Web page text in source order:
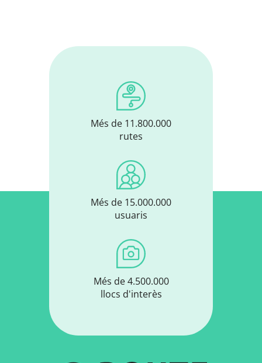
Més de 11.800.000
rutes
Més de 15.000.000
usuaris
Més de 4.500.000
llocs d'interès